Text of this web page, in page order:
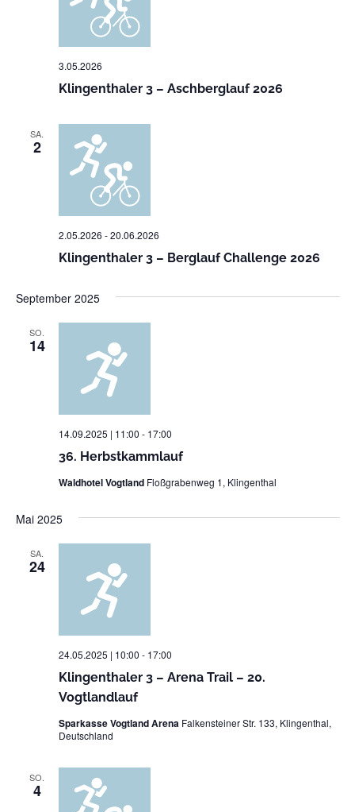
Klingenthaler 3 – Aschberglauf 2026
3.05.2026
SA.
2
Klingenthaler 3 – Berglauf Challenge 2026
2.05.2026 -20.06.2026
September 2025
SO.
14
36. Herbstkammlauf
14.09.2025 | 11:00 - 17:00
Waldhotel Vogtland Floßgrabenweg 1, Klingenthal
Mai 2025
SA.
24
Klingenthaler 3 – Arena Trail – 20.
Vogtlandlauf
24.05.2025 | 10:00 - 17:00
Sparkasse Vogtland Arena Falkensteiner Str. 133, Klingenthal,
Deutschland
SO.
4